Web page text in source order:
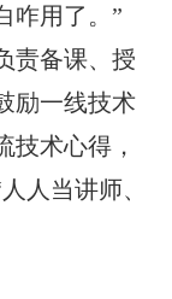
咋用了。”
责备课、授
励一线技术
技术心得，
人当讲师、